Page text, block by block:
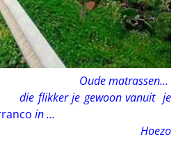
Oude matrassen...
gewoon vanuit je
in ...